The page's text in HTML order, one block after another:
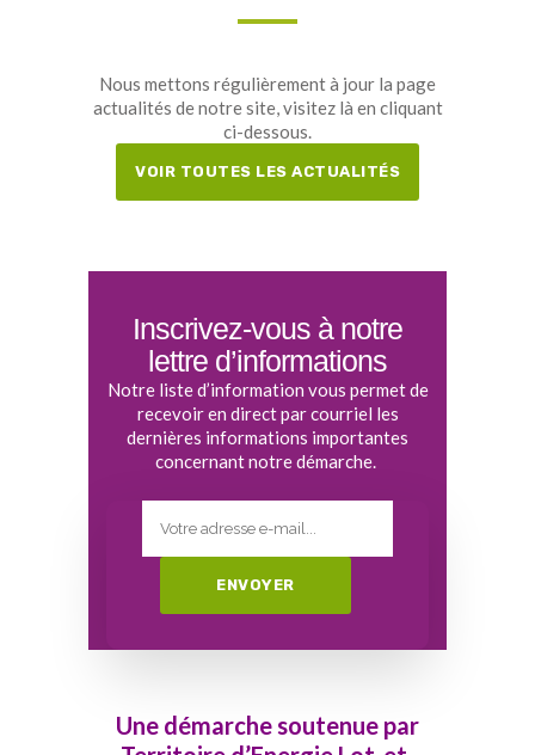
Nous mettons régulièrement à jour la page
actualités de notre site, visitez là en cliquant
ci-dessous.
VOIR TOUTES LES ACTUALITÉS
Inscrivez-vous à notre
lettre d’informations
Notre liste d’information vous permet de
recevoir en direct par courriel les
dernières informations importantes
concernant notre démarche.
Une démarche soutenue par